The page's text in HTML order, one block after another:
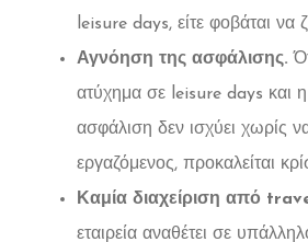
leisure days, είτε φοβάται να
Αγνόηση της ασφάλισης.
ατύχημα σε leisure days και η
ασφάλιση δεν ισχύει χωρίς
εργαζόμενος, προκαλείται
Καμία διαχείριση από
εταιρεία αναθέτει σε